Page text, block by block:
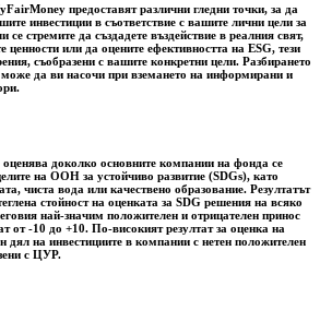
предоставят различни гледни точки, за да
инвестиции в съответствие с вашите лични цели за
се стремите да създадете въздействие в реалния свят,
ценности или да оцените ефективността на ESG, тези
съобразени с вашите конкретни цели. Разбирането
може да ви насочи при вземането на информирани и
оценява доколко основните компании на фонда се
на ООН за устойчиво развитие (SDGs), като
чиста вода или качествено образование. Резултатът
стойност на оценката за SDG решения на всяко
най-значим положителен и отрицателен принос
от -10 до +10. По-високият резултат за оценка на
на инвестициите в компании с нетен положителен
с ЦУР.